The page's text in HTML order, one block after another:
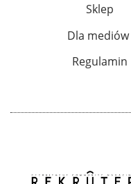
Sklep
Dla mediów
Regulamin